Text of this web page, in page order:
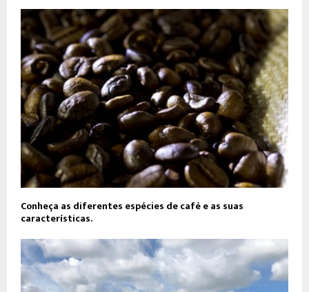
Conheça as diferentes espécies de café e as suas
características.